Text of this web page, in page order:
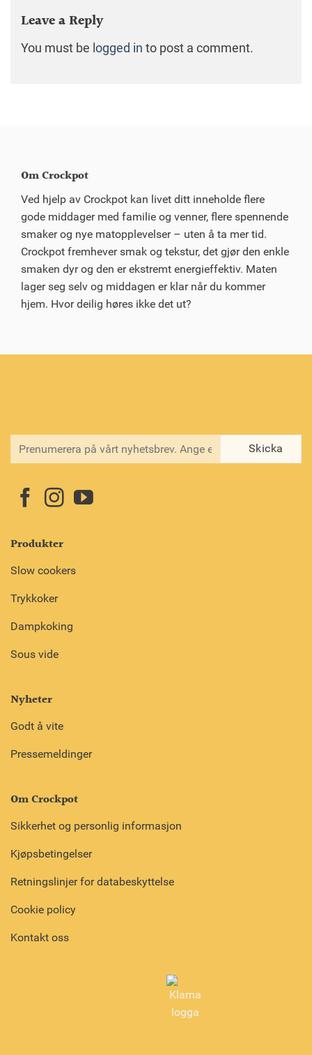
Leave a Reply
You must be logged in to post a comment.
Om Crockpot
Ved hjelp av Crockpot kan livet ditt inneholde flere
gode middager med familie og venner, flere spennende
smaker og nye matopplevelser – uten å ta mer tid.
Crockpot fremhever smak og tekstur, det gjør den enkle
smaken dyr og den er ekstremt energieffektiv. Maten
lager seg selv og middagen er klar når du kommer
hjem. Hvor deilig høres ikke det ut?
Produkter
Slow cookers
Trykkoker
Dampkoking
Sous vide
Nyheter
Godt å vite
Pressemeldinger
Om Crockpot
Sikkerhet og personlig informasjon
Kjøpsbetingelser
Retningslinjer for databeskyttelse
Cookie policy
Kontakt oss